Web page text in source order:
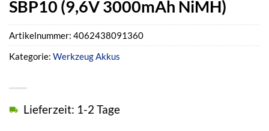
SBP10 (9,6V 3000mAh NiMH)
Lieferzeit: 1-2 Tage
Artikelnummer: 4062438091360
Kategorie: Werkzeug Akkus